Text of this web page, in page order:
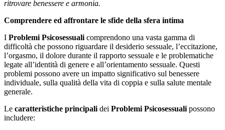
ritrovare benessere e armonia.
Comprendere ed affrontare le sfide della sfera intima
I Problemi Psicosessualicomprendono una vasta gamma di
difficoltà che possono riguardare il desiderio sessuale, l’eccitazione,
l’orgasmo, il dolore durante il rapporto sessuale e le problematiche
legate all’identità di genere e all’orientamento sessuale. Questi
problemi possono avere un impatto significativo sul benessere
individuale, sulla qualità della vita di coppia e sulla salute mentale
generale.
Le caratteristiche principalidei Problemi Psicosessualipossono
includere: